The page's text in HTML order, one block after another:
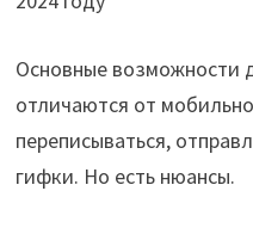
Основные возможности
отличаются от
переписываться,
гифки. Но есть нюансы.